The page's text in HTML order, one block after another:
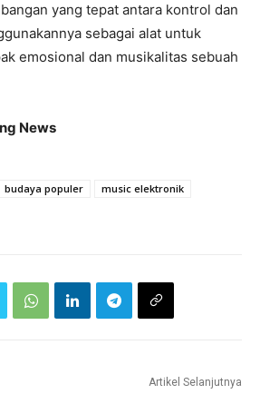
yang tepat antara kontrol dan
sebagai alat untuk
emosional dan musikalitas sebuah
News
budaya populer
music elektronik
Artikel Selanjutnya